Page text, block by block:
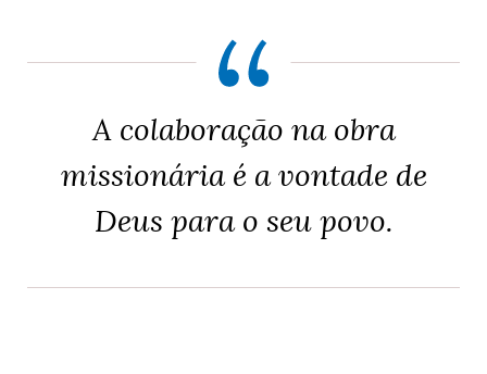
A colaboração na obra
missionária é a vontade de
Deus para o seu povo.